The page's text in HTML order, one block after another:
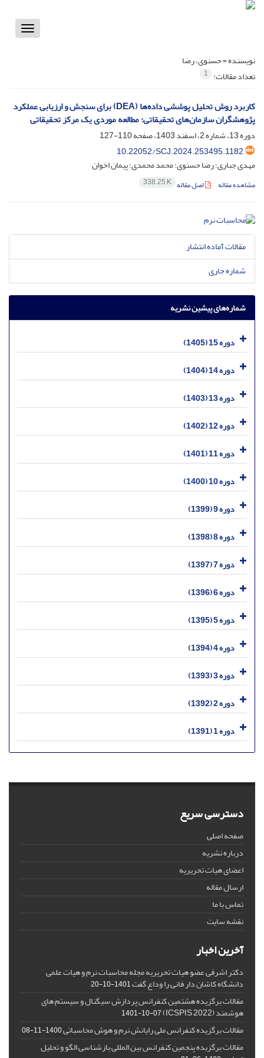
Toggle
نویسنده =حسنوی، رضا
تعداد مقالات: 1
کاربرد روش تحلیل پوششی داده‌ها (DEA) برای سنجش و ارزیابی عملکرد
پژوهشگران سازمان‌های تحقیقاتی: مطالعه موردی یک مرکز تحقیقاتی
دوره 13، شماره 2، اسفند 1403، صفحه
110-127
10.22052/SCJ.2024.253495.1182
مهدی جباری؛ رضا حسنوی؛ محمد محمدی؛ پیمان اخوان
مشاهده مقاله اصل مقاله 338.25 K
مقالات آماده انتشار
شماره جاری
شماره‌های پیشین نشریه
دوره 15 (1405)
دوره 14 (1404)
دوره 13 (1403)
دوره 12 (1402)
دوره 11 (1401)
دوره 10 (1400)
دوره 9 (1399)
دوره 8 (1398)
دوره 7 (1397)
دوره 6 (1396)
دوره 5 (1395)
دوره 4 (1394)
دوره 3 (1393)
دوره 2 (1392)
دوره 1 (1391)
دسترسی سریع
صفحه اصلی
درباره نشریه
اعضای هیات تحریریه
ارسال مقاله
تماس با ما
نقشه سایت
آخرین اخبار
دکتر اشرفی عضو هیات تحریریه مجله محاسبات نرم و هیات علمی
دانشگاه کاشان دار فانی را وداع گفت1401-10-20
مقالات برگزیده هشتمین کنفرانس پردازش سیگنال و سیستم های
هوشمند (ICSPIS 2022) 1401-10-07
مقالات برگزیده کنفرانس ملی رایانش نرم و هوش محاسباتی1400-11-08
مقالات برگزیده پنجمین کنفرانس بین المللی بازشناسی الگو و تحلیل